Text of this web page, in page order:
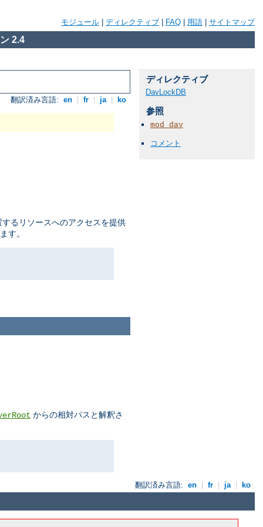
モジュール ディレクティブ FAQ 用語 サイトマップ
2.4
翻訳済み言語: en fr ja ko
るリソースへのアクセスを提供
す。
ディレクティブ
DavLockDB
参照
mod_dav
コメント
からの相対パスと解釈さ
翻訳済み言語: en fr ja ko